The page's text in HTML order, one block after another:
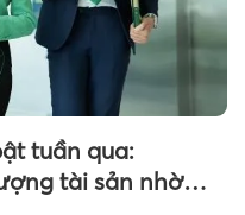
tuần qua:
tài sản nhờ